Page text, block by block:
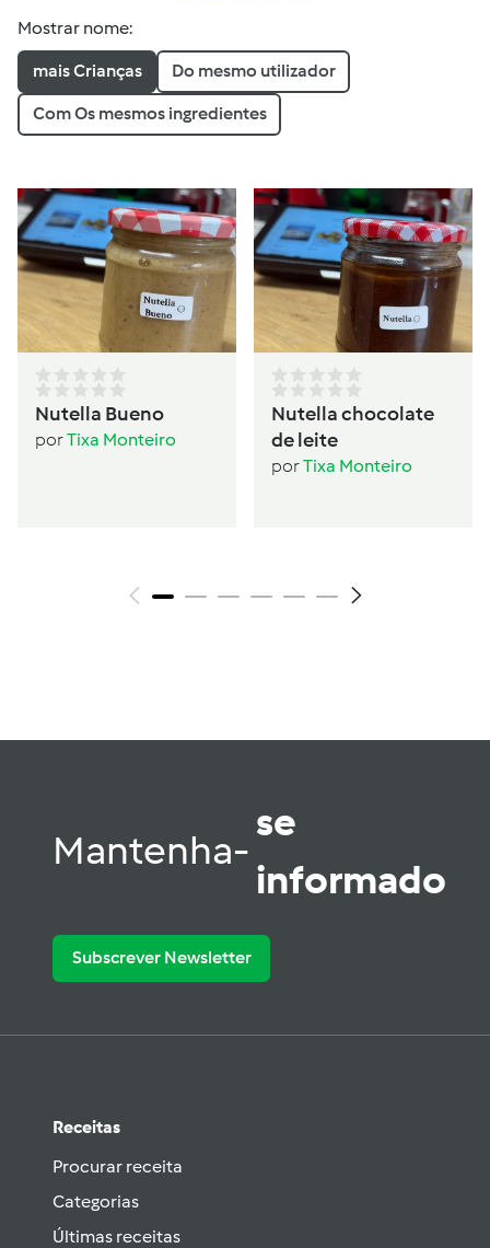
Mostrar nome:
mais Crianças Do mesmo utilizador
Com Os mesmos ingredientes
Nutella Bueno
porTixa Monteiro
Nutella chocolate
de leite
porTixa Monteiro
Mantenha-
se
informado
Subscrever Newsletter
Receitas
Procurar receita
Categorias
Últimas receitas